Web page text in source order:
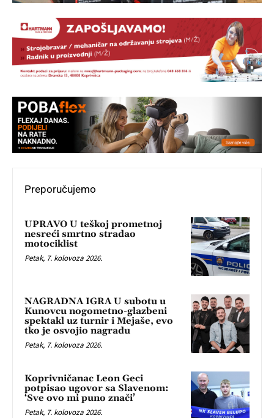
Preporučujemo
UPRAVO U teškoj prometnoj
nesreći smrtno stradao
motociklist
Petak, 7. kolovoza 2026.
NAGRADNA IGRA U subotu u
Kunovcu nogometno-glazbeni
spektakl uz turnir i Mejaše, evo
tko je osvojio nagradu
Petak, 7. kolovoza 2026.
Koprivničanac Leon Geci
potpisao ugovor sa Slavenom:
‘Sve ovo mi puno znači’
Petak, 7. kolovoza 2026.